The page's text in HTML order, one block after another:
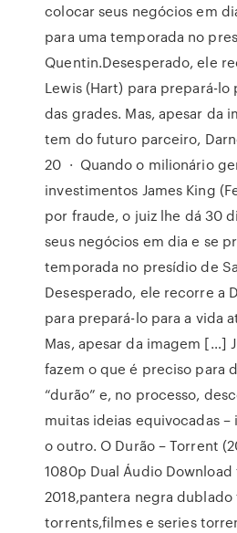
colocar seus negócios em
para uma temporada no
Quentin.Desesperado, ele
Lewis (Hart) para prepará-lo
das grades. Mas, apesar da
tem do futuro parceiro,
20 · Quando o milionário
investimentos James King
por fraude, o juiz lhe dá 30
seus negócios em dia e se
temporada no presídio de
Desesperado, ele recorre a
para prepará-lo para a vida
Mas, apesar da imagem […]
fazem o que é preciso para
“durão” e, no processo,
muitas ideias equivocadas
o outro. O Durão – Torrent
1080p Dual Áudio
2018,pantera negra
torrents,filmes e series